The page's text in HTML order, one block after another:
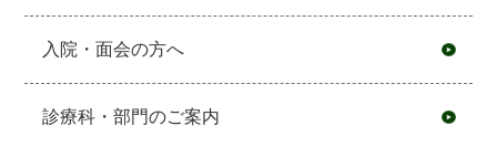
入院・面会の方へ
診療科・部門のご案内